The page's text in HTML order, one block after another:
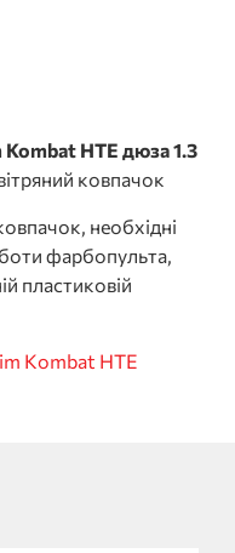
HTE дюза 1.3
ковпачок
необхідні
фарбопульта,
пластиковій
Kombat HTE